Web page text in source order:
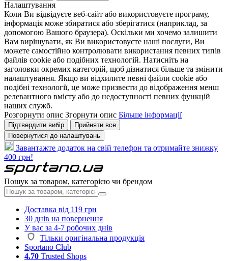
Налаштування
Коли Ви відвідуєте веб-сайт або використовуєте програму,
інформація може збиратися або зберігатися (наприклад, за
допомогою Вашого браузера). Оскільки ми хочемо залишити
Вам вирішувати, як Ви використовуєте наші послуги, Ви
можете самостійно контролювати використання певних типів
файлів cookie або подібних технологій. Натисніть на
заголовки окремих категорій, щоб дізнатися більше та змінити
налаштування. Якщо ви відхилите певні файли cookie або
подібні технології, це може призвести до відображення менш
релевантного вмісту або до недоступності певних функцій
наших служб.
Розгорнути опис Згорнути опис Більше інформації
Підтвердити вибір
Прийняти все
Повернутися до налаштувань
Завантажте додаток на свій телефон та отримайте знижку
400 грн!
Пошук за товаром, категорією чи брендом
Доставка від 119 грн
30 днів на повернення
У вас за 4-7 робочих днів
Тільки оригінальна продукція
Sportano Club
4.70 Trusted Shops